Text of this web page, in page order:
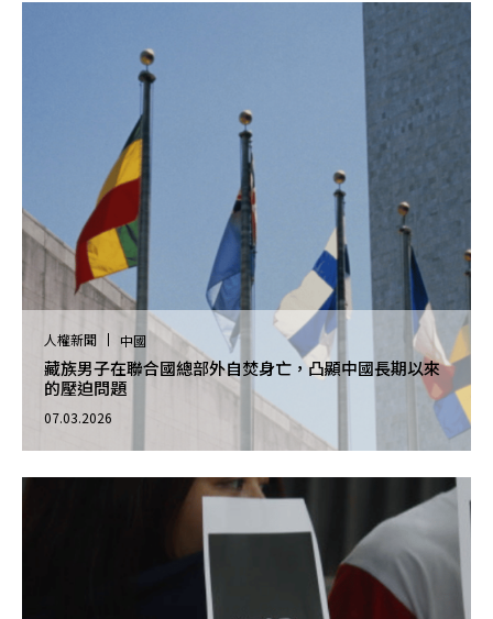
人權新聞 中國
藏族男子在聯合國總部外自焚身亡，凸顯中國長期以來
的壓迫問題
07.03.2026